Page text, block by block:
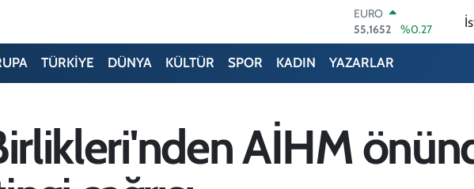
STERLİN
64,4046
%0.35
GRAM ALTIN
6648.99
DOLAR
47,7106
%0.17
TÜRKİYE DÜNYA KÜLTÜR SPOR KADIN YAZARLAR
AİHM